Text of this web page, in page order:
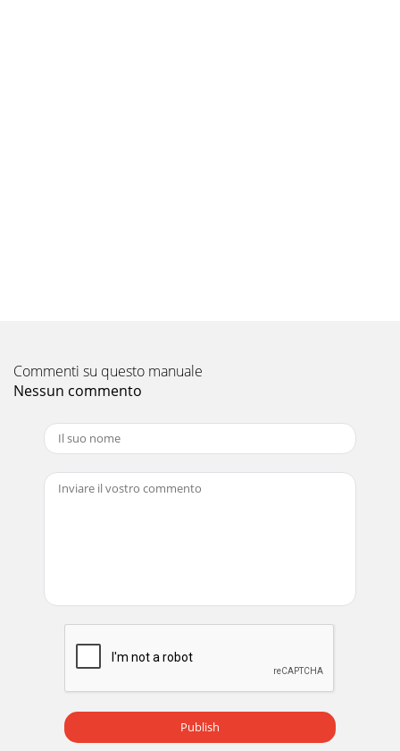
Pagina 24
Pagina 25
Pagina 30
Pagina 31
Pagina 32
Commenti su questo manuale
Nessun commento
Publish